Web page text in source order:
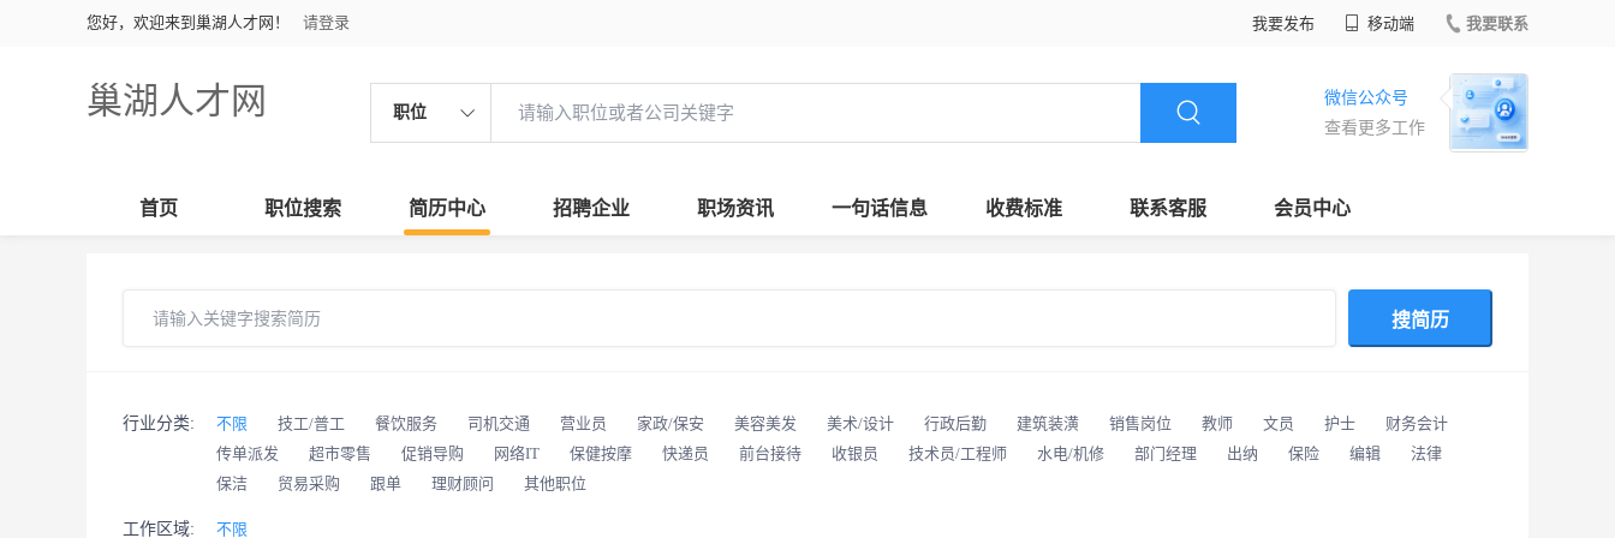
您好，欢迎来到巢湖人才网！ 请登录 我要发布 移动端 我要联系
巢湖人才网 职位
微信公众号
查看更多工作
首页 职位搜索 简历中心 招聘企业 职场资讯 一句话信息 收费标准 联系客服 会员中心
搜简历
行业分类: 不限 技工/普工 餐饮服务 司机交通 营业员 家政/保安 美容美发 美术/设计 行政后勤 建筑装潢 销售岗位 教师 文员 护士
财务会计
传单派发
超市零售 促销导购 网络IT 保健按摩 快递员 前台接待 收银员 技术员/工程师 水电/机修 部门经理 出纳 保险 编辑
法律
保洁
贸易采购 跟单 理财顾问 其他职位
工作区域: 不限